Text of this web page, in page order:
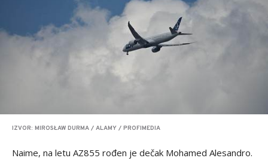
IZVOR: MIROSŁAW DURMA / ALAMY / PROFIMEDIA
Naime, na letu AZ855 rođen je dečak Mohamed Alesandro.